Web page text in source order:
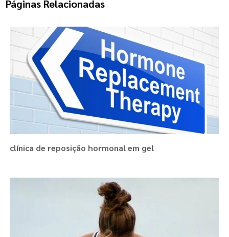
Páginas Relacionadas
clínica de reposição hormonal em gel